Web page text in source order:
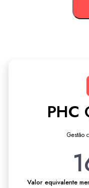
PHC
Gestão
Valor equivalente